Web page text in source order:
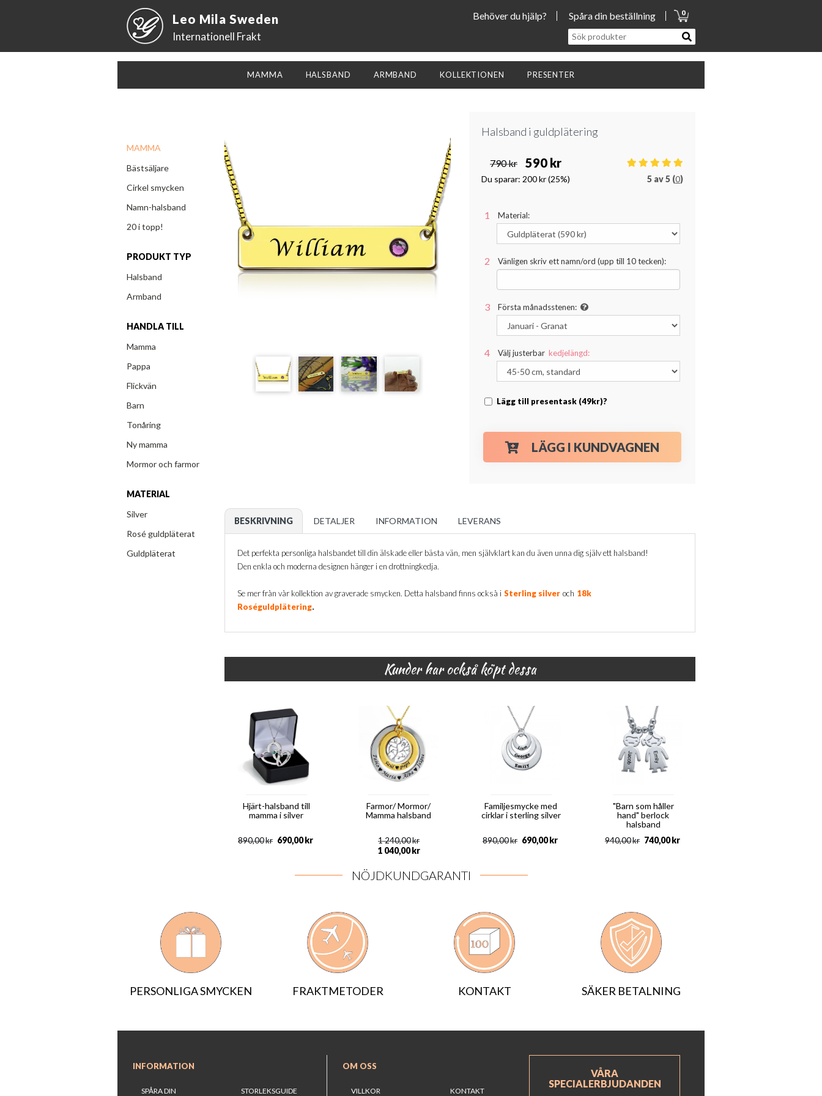
Leo Mila Sweden
Internationell Frakt
Behöver du hjälp? Spåra din beställning 0
MAMMA HALSBAND ARMBAND KOLLEKTIONEN PRESENTER
MAMMA
Bästsäljare
Cirkel smycken
Namn-halsband
20 i topp!
PRODUKT TYP
Halsband
Armband
HANDLA TILL
Mamma
Pappa
Flickvän
Barn
Tonåring
Ny mamma
Mormor och farmor
MATERIAL
Silver
Rosé guldpläterat
Guldpläterat
Halsband i guldplätering
790 kr 590 kr
Du sparar: 200 kr(25%) 5 av5 (0)
Material:
Vänligen skriv ett namn/ord (upp till 10 tecken):
Första månadsstenen:
Välj justerbar kedjelängd:
Lägg till presentask (49kr)?
LÄGG I KUNDVAGNEN
BESKRIVNING DETALJER INFORMATION LEVERANS
Det perfekta personliga halsbandet till din älskade eller bästa vän, men självklart kan du även unna dig själv ett halsband!
Den enkla och moderna designen hänger i en drottningkedja.
Se mer från vår kollektion av graverade smycken. Detta halsband finns också i Sterling silver och 18k
Roséguldplätering.
Kunder har också köpt dessa
Hjärt-halsband till
mamma i silver
kr
890,00 kr
690,00
Farmor/ Mormor/
Mamma halsband
kr
1 240,00
kr
1 040,00
Familjesmycke med
cirklar i sterling silver
kr
890,00 kr
690,00
"Barn som håller
hand" berlock
halsband
kr
940,00 kr
740,00
NÖJDKUNDGARANTI
KONTAKT SÄKER BETALNING
PERSONLIGA SMYCKEN FRAKTMETODER
INFORMATION
SPÅRA DIN STORLEKSGUIDE
OM OSS
VILLKOR KONTAKT
VÅRA
SPECIALERBJUDANDEN